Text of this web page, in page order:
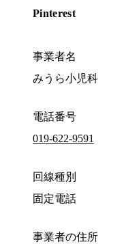
Pinterest
事業者名
みうら小児科
電話番号
019-622-9591
回線種別
固定電話
事業者の住所